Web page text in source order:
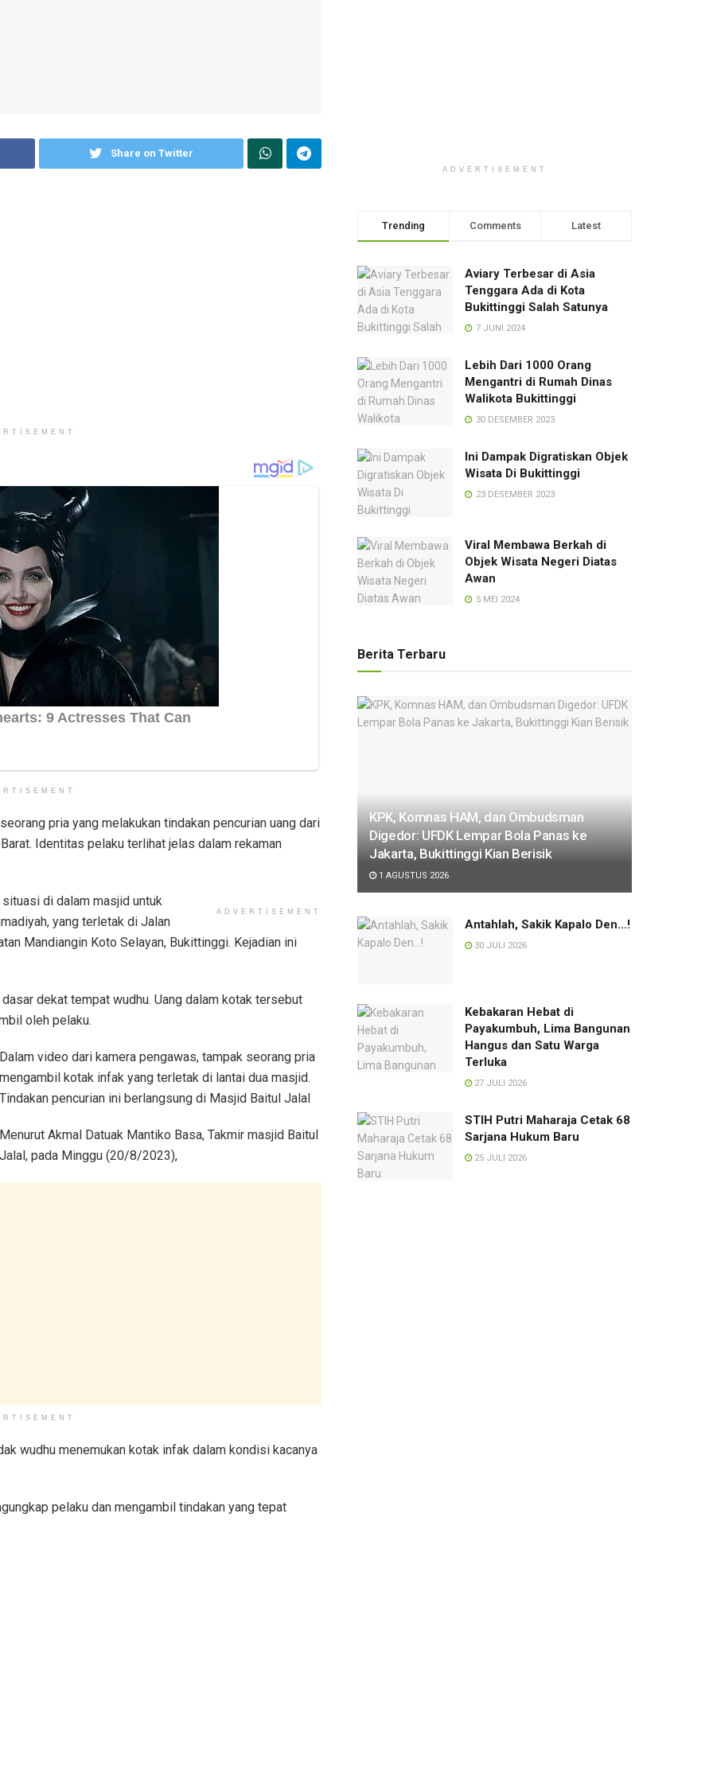
Share on Twitter
pria yang melakukan tindakan pencurian uang dari
Identitas pelaku terlihat jelas dalam rekaman
ADVERTISEMENT
di dalam masjid untuk
yang terletak di Jalan
Mandiangin Koto Selayan, Bukittinggi. Kejadian ini
dekat tempat wudhu. Uang dalam kotak tersebut
oleh pelaku.
Dalam video dari kamera pengawas, tampak seorang pria
mengambil kotak infak yang terletak di lantai dua masjid.
Tindakan pencurian ini berlangsung di Masjid Baitul Jalal
Menurut Akmal Datuak Mantiko Basa, Takmir masjid Baitul
Jalal, pada Minggu (20/8/2023),
wudhu menemukan kotak infak dalam kondisi kacanya
pelaku dan mengambil tindakan yang tepat
ADVERTISEMENT
Trending Comments Latest
Aviary Terbesar di Asia
Tenggara Ada di Kota
Bukittinggi Salah Satunya
7 JUNI 2024
Lebih Dari 1000 Orang
Mengantri di Rumah Dinas
Walikota Bukittinggi
30 DESEMBER 2023
Ini Dampak Digratiskan Objek
Wisata Di Bukittinggi
23 DESEMBER 2023
Viral Membawa Berkah di
Objek Wisata Negeri Diatas
Awan
5 MEI 2024
Berita Terbaru
KPK, Komnas HAM, dan Ombudsman
Digedor: UFDK Lempar Bola Panas ke
Jakarta, Bukittinggi Kian Berisik
1 AGUSTUS 2026
Antahlah, Sakik Kapalo Den…!
30 JULI 2026
Kebakaran Hebat di
Payakumbuh, Lima Bangunan
Hangus dan Satu Warga
Terluka
27 JULI 2026
STIH Putri Maharaja Cetak 68
Sarjana Hukum Baru
25 JULI 2026